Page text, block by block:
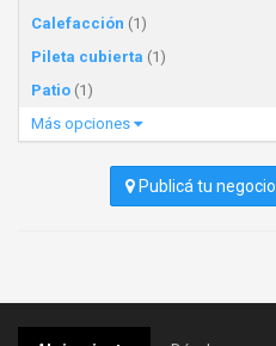
Calefacción (1)
Pileta cubierta (1)
Patio (1)
Más opciones
Publicá tu negocio